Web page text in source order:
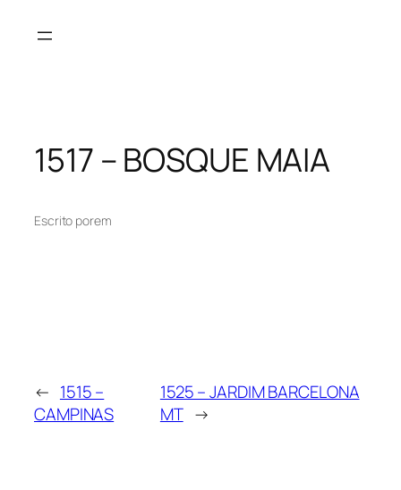
para
1517 – BOSQUE MAIA
Escrito porem
← 1515 –
CAMPINAS
1525 – JARDIM BARCELONA
MT →